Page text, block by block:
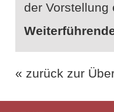
der Vorstellung
« zurück zur